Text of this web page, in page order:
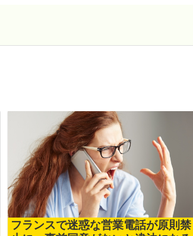
フランスで迷惑な営業電話が原則禁